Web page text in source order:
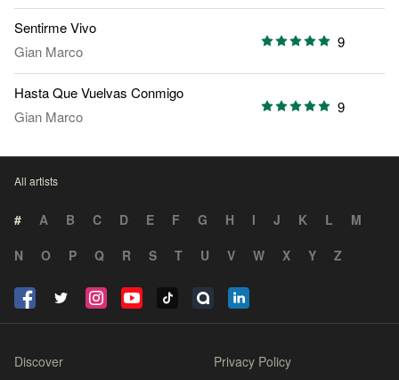
Sentirme Vivo
Gian Marco
9
Hasta Que Vuelvas Conmigo
Gian Marco
9
All artists
# A B C D E F G H I J K L
M
N
O P Q R S T U V W X Y Z
Discover Privacy Policy